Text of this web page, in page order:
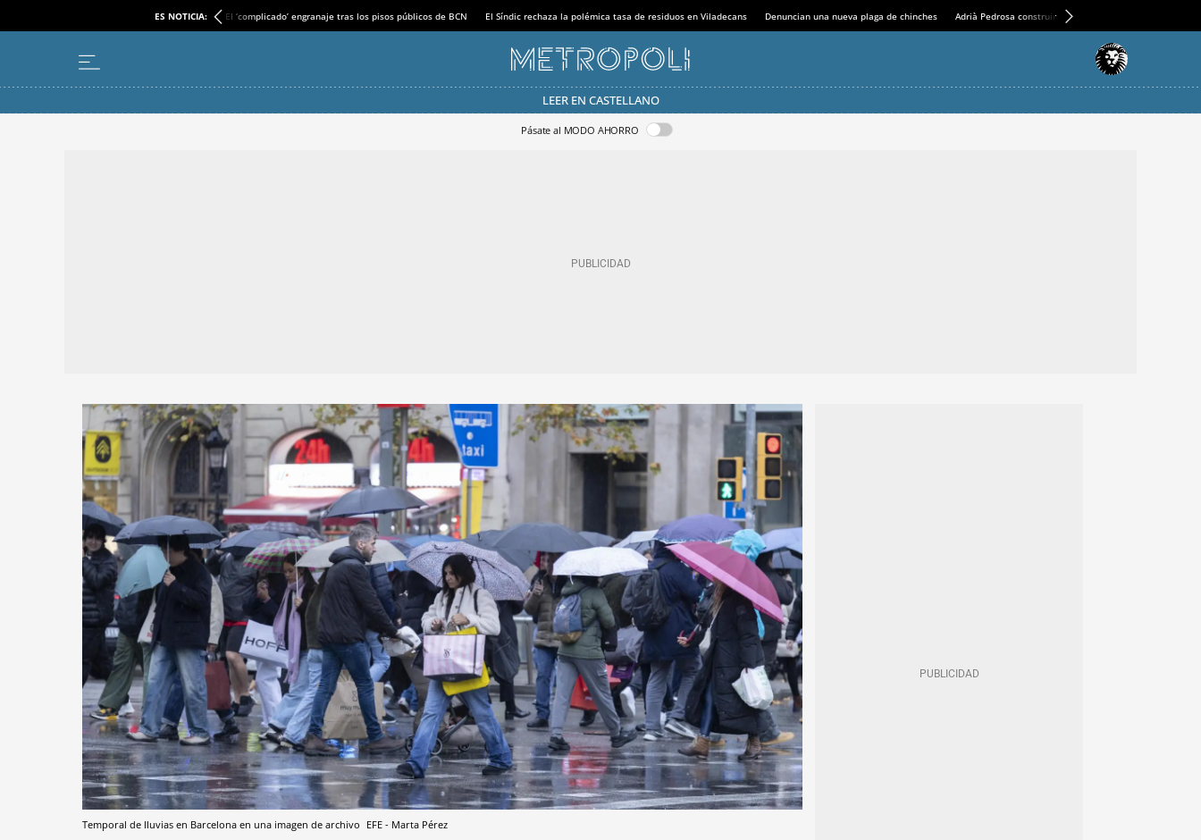
ES NOTICIA: El ‘complicado’ engranaje tras los pisos públicos de BCN El Síndic rechaza la polémica tasa de residuos en Viladecans Denuncian una nueva plaga de chinches Adrià Pedrosa construirá la nueva residencia en el
LEER EN CASTELLANO
Pásate al MODO AHORRO
Temporal de lluvias en Barcelona en una imagen de archivo EFE - Marta Pérez